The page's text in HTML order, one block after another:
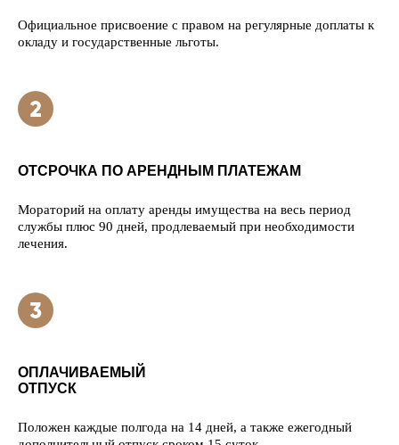
Официальное присвоение с правом на регулярные доплаты к
окладу и государственные льготы.
ОТСРОЧКА ПО АРЕНДНЫМ ПЛАТЕЖАМ
Мораторий на оплату аренды имущества на весь период
службы плюс 90 дней, продлеваемый при необходимости
лечения.
ОПЛАЧИВАЕМЫЙ
ОТПУСК
Положен каждые полгода на 14 дней, а также ежегодный